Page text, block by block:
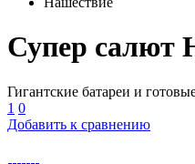
Супер салют
Гигантские батареи и
1 0
Добавить к сравнению